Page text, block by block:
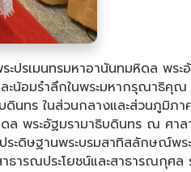
ปรเมนทรมหาอานันทมหิดล พระ
น้อมรำลึกในพระมหากรุณาธิคุ
นทร ในส่วนกลางและส่วนภูมิภ
ล พระอัฐมรามาธิบดินทร ณ ศา
ดิษฐานพระบรมสาทิสลักษณ์พระ
ารณประโยชน์และสาธารณกุศ